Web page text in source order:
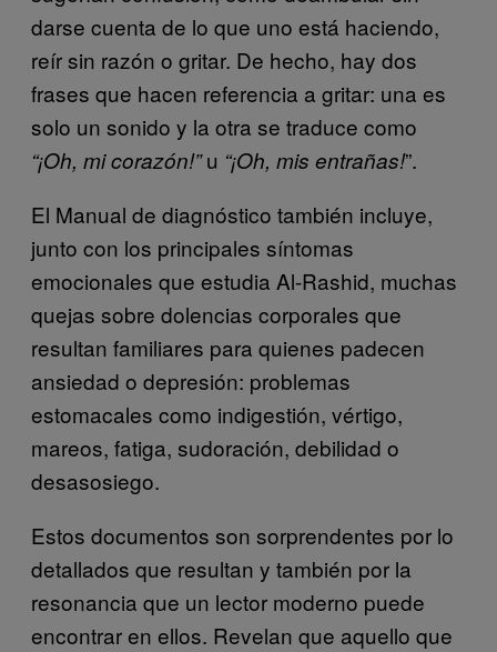
darse cuenta de lo que uno está haciendo,
reír sin razón o gritar. De hecho, hay dos
frases que hacen referencia a gritar: una es
solo un sonido y la otra se traduce como
“¡Oh, mi corazón!”u “¡Oh, mis entrañas!”.
El Manual de diagnóstico también incluye,
junto con los principales síntomas
emocionales que estudia Al-Rashid, muchas
quejas sobre dolencias corporales que
resultan familiares para quienes padecen
ansiedad o depresión: problemas
estomacales como indigestión, vértigo,
mareos, fatiga, sudoración, debilidad o
desasosiego.
Estos documentos son sorprendentes por lo
detallados que resultan y también por la
resonancia que un lector moderno puede
encontrar en ellos. Revelan que aquello que